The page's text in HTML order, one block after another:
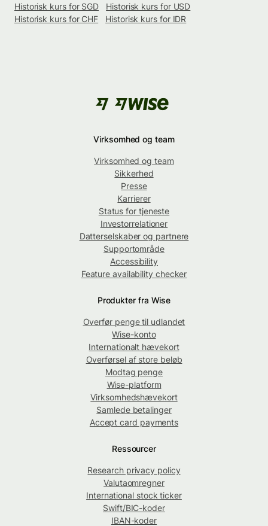
Historisk kurs for SGD
Historisk kurs for USD
Historisk kurs for CHF
Historisk kurs for IDR
Virksomhed og team
Virksomhed og team
Sikkerhed
Presse
Karrierer
Status for tjeneste
Investorrelationer
Datterselskaber og partnere
Supportområde
Accessibility
Feature availability checker
Produkter fra Wise
Overfør penge til udlandet
Wise-konto
Internationalt hævekort
Overførsel af store beløb
Modtag penge
Wise-platform
Virksomhedshævekort
Samlede betalinger
Accept card payments
Ressourcer
Research privacy policy
Valutaomregner
International stock ticker
Swift/BIC-koder
IBAN-koder